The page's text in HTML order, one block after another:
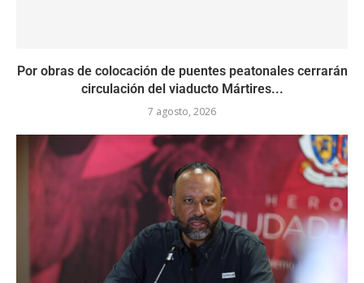
Por obras de colocación de puentes peatonales cerrarán
circulación del viaducto Mártires...
7 agosto, 2026